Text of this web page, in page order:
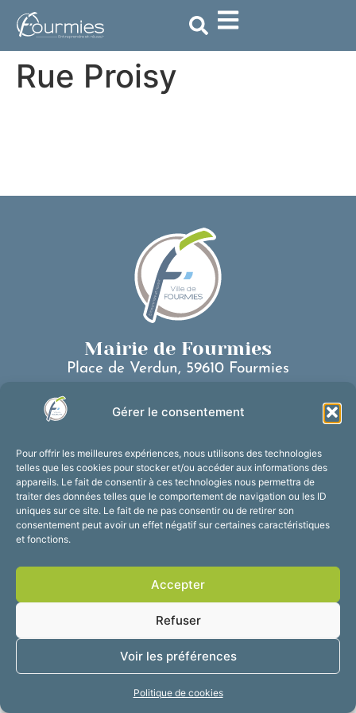
Gérer le consentement
Pour offrir les meilleures expériences, nous utilisons des technologies
telles que les cookies pour stocker et/ou accéder aux informations des
appareils. Le fait de consentir à ces technologies nous permettra de
traiter des données telles que le comportement de navigation ou les ID
uniques sur ce site. Le fait de ne pas consentir ou de retirer son
consentement peut avoir un effet négatif sur certaines caractéristiques
et fonctions.
Accepter
Refuser
Voir les préférences
Politique de cookies
principal
Rue Proisy
Mairie de Fourmies
Place de Verdun, 59610 Fourmies
Nous contacter
Du lundi au vendredi :
de 8h30 à 12h et de 13h30 à 17h30
Suivez-nous !
Mentions légales
Plan du site
Confidentialité
2025 © Propulsé par
Utopia